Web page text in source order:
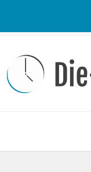
Kontakt / Tipp
Impressum
iPhone kaufen